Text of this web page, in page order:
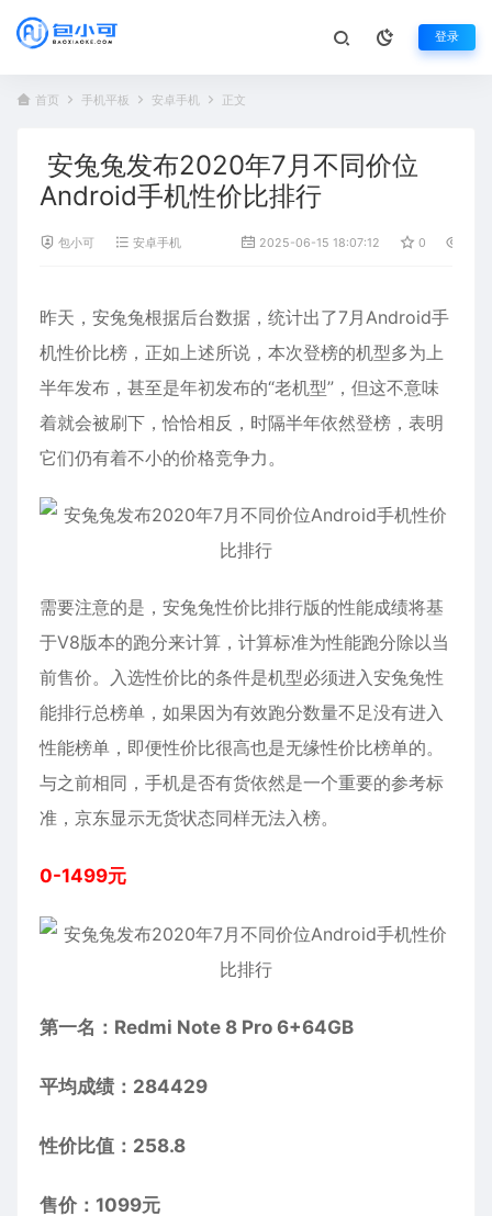
登录
首页 手机平板 安卓手机 正文
安兔兔发布2020年7月不同价位
Android手机性价比排行
包小可 安卓手机 2025-06-15 18:07:12 0
昨天， 安兔兔根据后台数据，统计出了7月Android手
机性价比榜，正如上述所说，本次登榜的机型多为上
半年发布，甚至是年初发布的“老机型”，但这不意味
着就会被刷下，恰恰相反，时隔半年依然登榜，表明
它们仍有着不小的价格竞争力。
需要注意的是，安兔兔性价比排行版的性能成绩将基
于V8版本的跑分来计算，计算标准为性能跑分除以当
前售价。入选性价比的条件是机型必须进入安兔兔性
能排行总榜单，如果因为有效跑分数量不足没有进入
性能榜单，即便性价比很高也是无缘性价比榜单的。
与之前相同，手机是否有货依然是一个重要的参考标
准，京东显示无货状态同样无法入榜。
0-1499元
第一名：Redmi Note 8 Pro 6+64GB
平均成绩：284429
性价比值：258.8
售价：1099元